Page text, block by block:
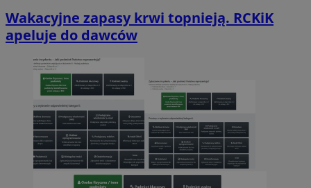
Wakacyjne zapasy krwi topnieją. RCKiK
apeluje do dawców